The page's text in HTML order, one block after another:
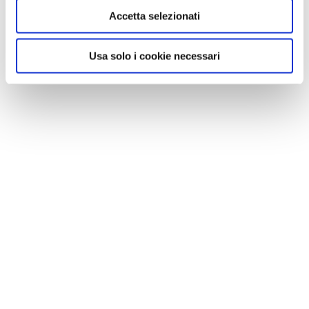
Accetta selezionati
Usa solo i cookie necessari